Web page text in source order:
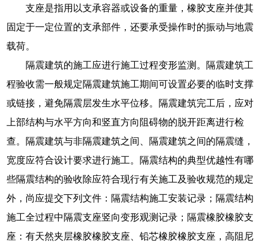
支座是指用以支承容器或设备的重量，橡胶支座并使其
固定于一定位置的支承部件，还要承受操作时的振动与地震
载荷。
隔震建筑的施工应进行施工过程变形监测。隔震建筑工
程验收需一般规定隔震建筑施工期间可设置必要的临时支撑
或链接，避免隔震层发生水平位移。隔震建筑完工后，应对
上部结构与水平方向和竖直方向阻碍物的脱开距离进行检
查。隔震建筑与非隔震建筑之间、隔震建筑之间的隔震缝，
宽度应符合设计要求进行施工。隔震结构的典型优越性有哪
些隔震结构的验收除应符合现行有关施工及验收规范的规定
外，尚应提交下列文件：隔震结构施工安装记录；隔震结构
施工全过程中隔震支座竖向变形观测记录；隔震橡胶橡胶支
座：有天然夹层橡胶橡胶支座、铅芯橡胶橡胶支座，高阻尼